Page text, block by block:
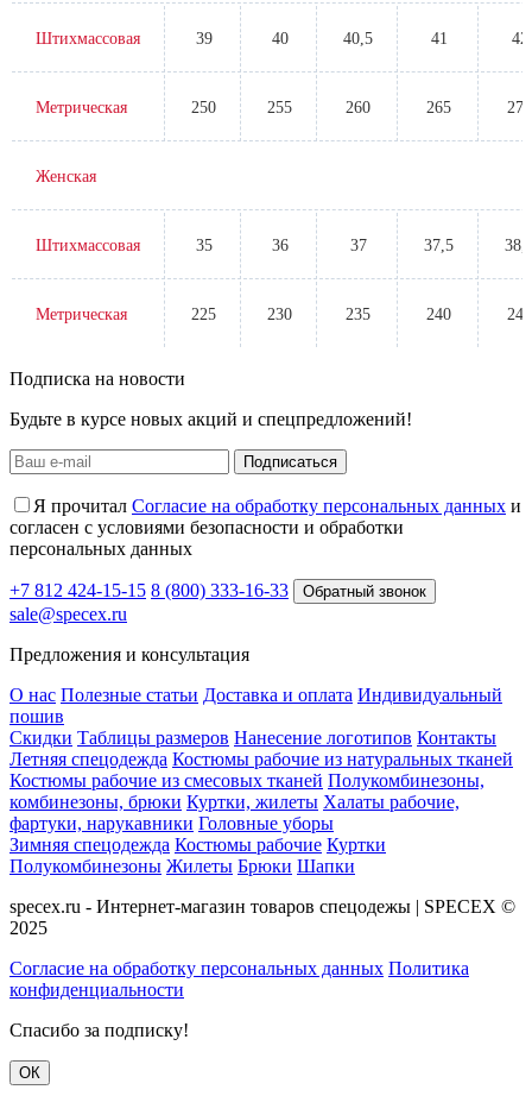
Штихмассовая 39 40 40,5 41 42
Метрическая 250 255 260 265 270
Женская
Штихмассовая 35 36 37 37,5
Метрическая 225 230 235 240 245
Подписка на новости
Будьте в курсе новых акций и спецпредложений!
Подписаться
Я прочитал Согласие на обработку персональных данных и
согласен с условиями безопасности и обработки
персональных данных
+7 812 424-15-15 8 (800) 333-16-33 Обратный звонок
sale@specex.ru
Предложения и консультация
О нас Полезные статьи Доставка и оплата Индивидуальный
пошив
Скидки Таблицы размеров Нанесение логотипов Контакты
Летняя спецодежда Костюмы рабочие из натуральных тканей
Костюмы рабочие из смесовых тканей Полукомбинезоны,
комбинезоны, брюки Куртки, жилеты Халаты рабочие,
фартуки, нарукавники Головные уборы
Зимняя спецодежда Костюмы рабочие Куртки
Полукомбинезоны Жилеты Брюки Шапки
specex.ru - Интернет-магазин товаров спецодежы | SPECEX ©
2025
Согласие на обработку персональных данных Политика
конфиденциальности
Спасибо за подписку!
ОК